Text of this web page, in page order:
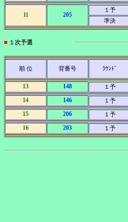
11 205
１予
準決
■ １次予選
順 位 背番号 ﾗｳﾝﾄﾞ
13
148 １予
14
146 １予
15
206 １予
16
203 １予